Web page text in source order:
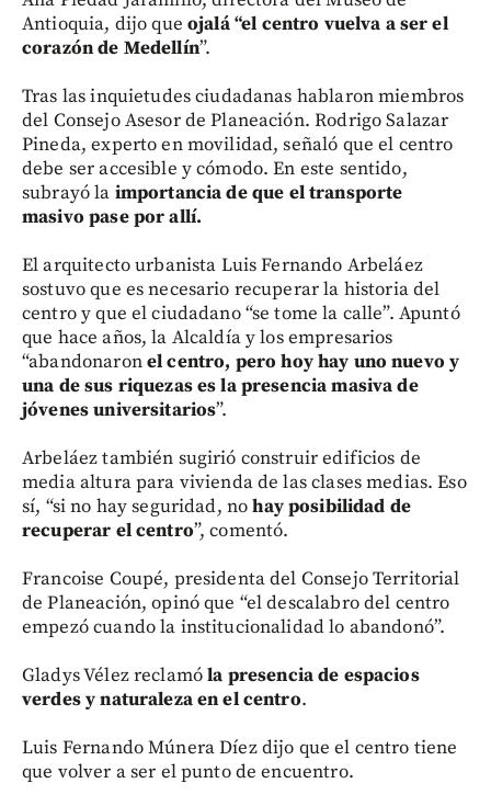
Antioquia, dijo que ojalá “el centro vuelva a ser el
corazón de Medellín”.
Tras las inquietudes ciudadanas hablaron miembros
del Consejo Asesor de Planeación. Rodrigo Salazar
Pineda, experto en movilidad, señaló que el centro
debe ser accesible y cómodo. En este sentido,
subrayó la importancia de que el transporte
masivo pase por allí.
El arquitecto urbanista Luis Fernando Arbeláez
sostuvo que es necesario recuperar la historia del
centro y que el ciudadano “se tome la calle”. Apuntó
que hace años, la Alcaldía y los empresarios
“abandonaronel centro, pero hoy hay uno nuevo y
una de sus riquezas es la presencia masiva de
jóvenes universitarios”.
Arbeláez también sugirió construir edificios de
media altura para vivienda de las clases medias. Eso
sí, “si no hay seguridad, nohay posibilidad de
recuperar el centro”, comentó.
Francoise Coupé, presidenta del Consejo Territorial
de Planeación, opinó que “el descalabro del centro
empezó cuando la institucionalidad lo abandonó”.
Gladys Vélez reclamóla presencia de espacios
verdes y naturaleza en el centro.
Luis Fernando Múnera Díez dijo que el centro tiene
que volver a ser el punto de encuentro.